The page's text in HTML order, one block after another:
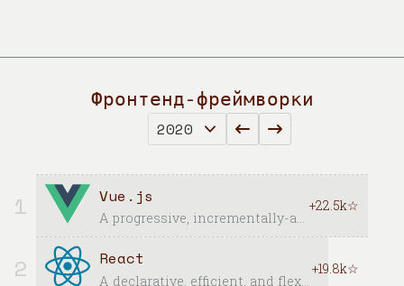
Фронтенд-фреймворки
1 Vue.js
A progressive, incrementally-adoptable framework for building UI on the web
+22.5k☆
2 React +19.8k☆